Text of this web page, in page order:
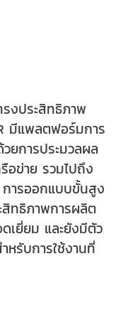
ประสิทธิภาพ
มีแพลตฟอร์มการ
ยการประมวลผล
อข่าย รวมไปถึง
ารออกแบบขั้นสูง
ทธิภาพการผลิต
เยี่ยม และยังมีตัว
หรับการใช้งานที่